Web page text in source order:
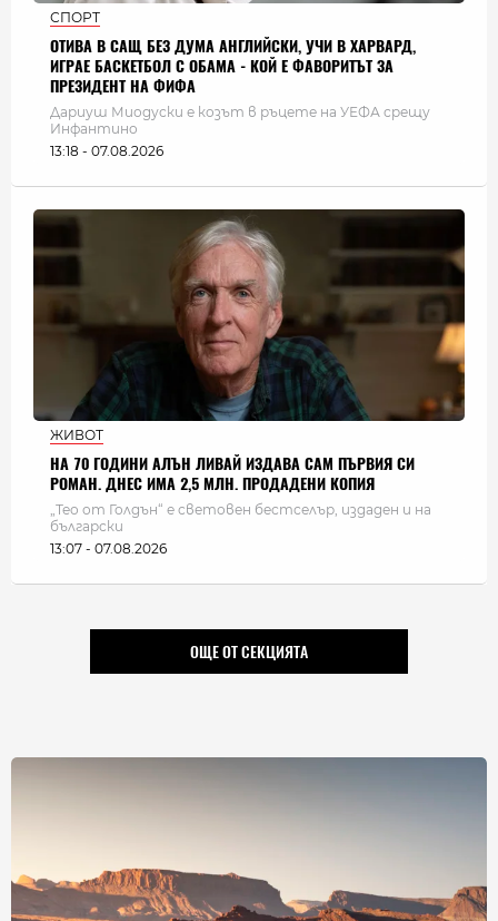
СПОРТ
ОТИВА В САЩ БЕЗ ДУМА АНГЛИЙСКИ, УЧИ В ХАРВАРД,
ИГРАЕ БАСКЕТБОЛ С ОБАМА - КОЙ Е ФАВОРИТЪТ ЗА
ПРЕЗИДЕНТ НА ФИФА
Дариуш Миодуски е козът в ръцете на УЕФА срещу
Инфантино
13:18 - 07.08.2026
ЖИВОТ
НА 70 ГОДИНИ АЛЪН ЛИВАЙ ИЗДАВА САМ ПЪРВИЯ СИ
РОМАН. ДНЕС ИМА 2,5 МЛН. ПРОДАДЕНИ КОПИЯ
„Тео от Голдън“ е световен бестселър, издаден и на
български
13:07 - 07.08.2026
ОЩЕ ОТ СЕКЦИЯТА